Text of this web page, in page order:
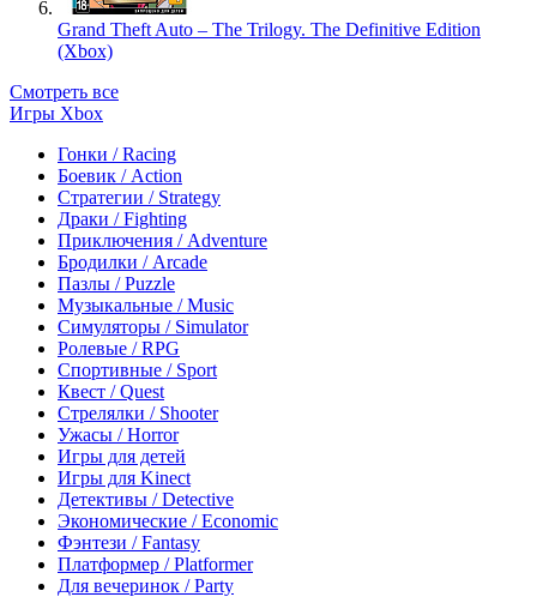
Grand Theft Auto – The Trilogy. The Definitive Edition
(Xbox)
Смотреть все
Игры Xbox
Гонки / Racing
Боевик / Action
Стратегии / Strategy
Драки / Fighting
Приключения / Adventure
Бродилки / Arcade
Пазлы / Puzzle
Музыкальные / Music
Симуляторы / Simulator
Ролевые / RPG
Спортивные / Sport
Квест / Quest
Стрелялки / Shooter
Ужасы / Horror
Игры для детей
Игры для Kinect
Детективы / Detective
Экономические / Economic
Фэнтези / Fantasy
Платформер / Platformer
Для вечеринок / Party